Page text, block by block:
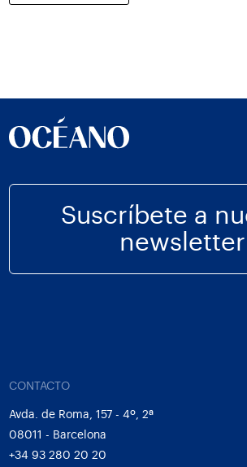
Suscríbete a
newsletter
CONTACTO
Avda. de Roma, 157 - 4º, 2ª
08011 - Barcelona
+34 93 280 20 20